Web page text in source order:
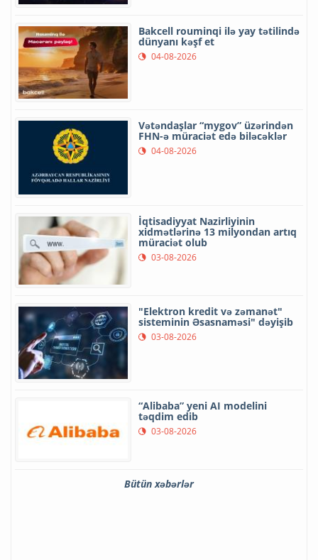
Bakcell rouminqi ilə yay tətilində
dünyanı kəşf et
04-08-2026
Vətəndaşlar “mygov” üzərindən
FHN-ə müraciət edə biləcəklər
04-08-2026
İqtisadiyyat Nazirliyinin
xidmətlərinə 13 milyondan artıq
müraciət olub
03-08-2026
"Elektron kredit və zəmanət"
sisteminin Əsasnaməsi" dəyişib
03-08-2026
“Alibaba” yeni AI modelini
təqdim edib
03-08-2026
Bütün xəbərlər